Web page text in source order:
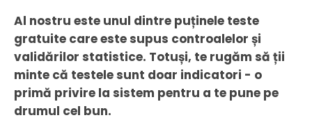
Al nostru este unul dintre puținele teste
gratuite care este supus controalelor și
validărilor statistice. Totuși, te rugăm să ții
minte că testele sunt doar indicatori - o
primă privire la sistem pentru a te pune pe
drumul cel bun.